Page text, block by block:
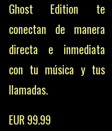
Ghost Edition te
conectan de manera
directa e inmediata
con tu música y tus
llamadas.
EUR 99.99